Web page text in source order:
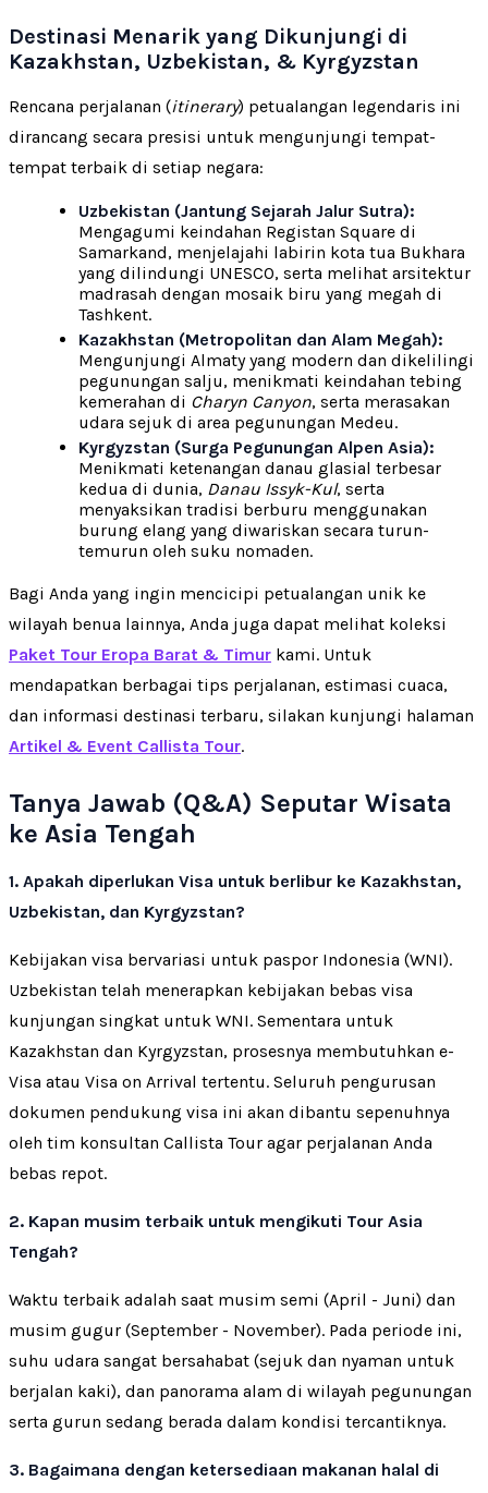
Destinasi Menarik yang Dikunjungi di
Kazakhstan, Uzbekistan, & Kyrgyzstan
Rencana perjalanan (itinerary) petualangan legendaris ini
dirancang secara presisi untuk mengunjungi tempat-
tempat terbaik di setiap negara:
Uzbekistan (Jantung Sejarah Jalur Sutra):
Mengagumi keindahan Registan Square di
Samarkand, menjelajahi labirin kota tua Bukhara
yang dilindungi UNESCO, serta melihat arsitektur
madrasah dengan mosaik biru yang megah di
Tashkent.
Kazakhstan (Metropolitan dan Alam Megah):
Mengunjungi Almaty yang modern dan dikelilingi
pegunungan salju, menikmati keindahan tebing
kemerahan di Charyn Canyon, serta merasakan
udara sejuk di area pegunungan Medeu.
Kyrgyzstan (Surga Pegunungan Alpen Asia):
Menikmati ketenangan danau glasial terbesar
kedua di dunia, Danau Issyk-Kul, serta
menyaksikan tradisi berburu menggunakan
burung elang yang diwariskan secara turun-
temurun oleh suku nomaden.
Bagi Anda yang ingin mencicipi petualangan unik ke
wilayah benua lainnya, Anda juga dapat melihat koleksi
Paket Tour Eropa Barat & Timur kami. Untuk
mendapatkan berbagai tips perjalanan, estimasi cuaca,
dan informasi destinasi terbaru, silakan kunjungi halaman
Artikel & Event Callista Tour.
Tanya Jawab (Q&A) Seputar Wisata
ke Asia Tengah
1. Apakah diperlukan Visa untuk berlibur ke Kazakhstan,
Uzbekistan, dan Kyrgyzstan?
Kebijakan visa bervariasi untuk paspor Indonesia (WNI).
Uzbekistan telah menerapkan kebijakan bebas visa
kunjungan singkat untuk WNI. Sementara untuk
Kazakhstan dan Kyrgyzstan, prosesnya membutuhkan e-
Visa atau Visa on Arrival tertentu. Seluruh pengurusan
dokumen pendukung visa ini akan dibantu sepenuhnya
oleh tim konsultan Callista Tour agar perjalanan Anda
bebas repot.
2. Kapan musim terbaik untuk mengikuti Tour Asia
Tengah?
Waktu terbaik adalah saat musim semi (April - Juni) dan
musim gugur (September - November). Pada periode ini,
suhu udara sangat bersahabat (sejuk dan nyaman untuk
berjalan kaki), dan panorama alam di wilayah pegunungan
serta gurun sedang berada dalam kondisi tercantiknya.
3. Bagaimana dengan ketersediaan makanan halal di